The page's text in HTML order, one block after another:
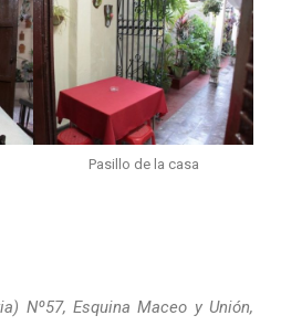
Pasillo de la casa
Nº57, Esquina Maceo y Unión,